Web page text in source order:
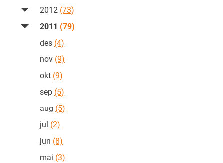
2012 (73)
2011 (79)
des (4)
nov (9)
okt (9)
sep (5)
aug (5)
jul (2)
jun (8)
mai (3)